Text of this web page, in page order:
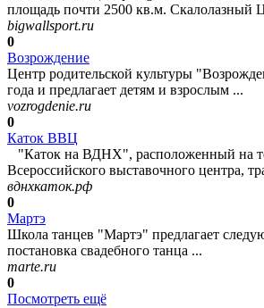
площадь почти 2500 кв.м. Скалолазный
bigwallsport.ru
0
Возрождение
Центр родительской культуры
года и предлагает детям и взрослым ...
vozrogdenie.ru
0
Каток ВВЦ
"Каток на ВДНХ", расположенный на
Всероссийского выставочного центра,
вднхкаток.рф
0
Мартэ
Школа танцев "Мартэ" предлагает
постановка свадебного танца ...
marte.ru
0
Посмотреть ещё